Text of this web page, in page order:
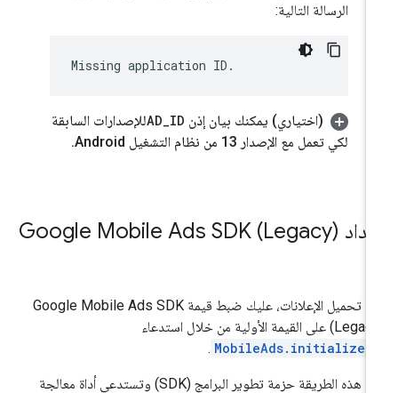
الرسالة التالية:
(اختياري) يمكنك بيان إذن AD _ID
للإصدارات السابقة
لكي تعمل مع الإصدار 13 من نظام التشغيل Android
.
Google Mobile Ads SDK (Legacy)
تحميل الإعلانات، عليك ضبط قيمةGoogle Mobile Ads SDK
على القيمة الأولية من خلال استدعاء
.
تُعدّ هذه الطريقة حزمة تطوير البرامج (SDK) وتستدعي أداة معالجة